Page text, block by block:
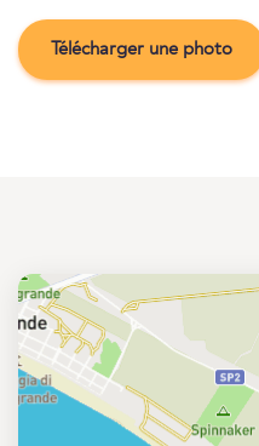
Télécharger une photo